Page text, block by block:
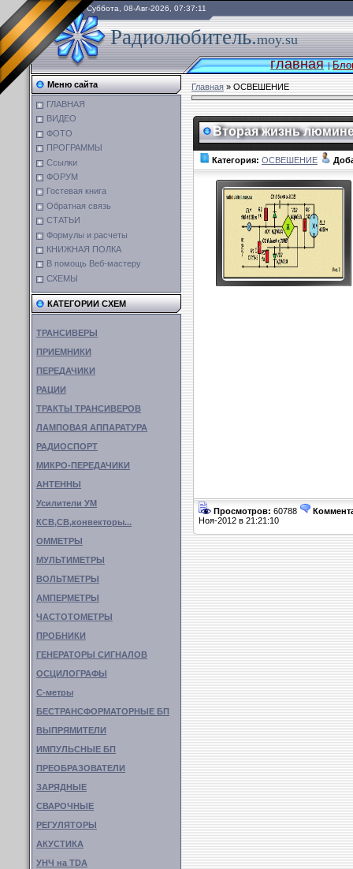
Суббота, 08-Авг-2026, 07:37:11
Радиолюбитель.moy.su
главная |
Меню сайта
ГЛАВНАЯ
ВИДЕО
ФОТО
ПРОГРАММЫ
Ссылки
ФОРУМ
Гостевая книга
Обратная связь
СТАТЬИ
Формулы и расчеты
КНИЖНАЯ ПОЛКА
В помощь Веб-мастеру
СХЕМЫ
КАТЕГОРИИ СХЕМ
ТРАНСИВЕРЫ
ПРИЕМНИКИ
ПЕРЕДАЧИКИ
РАЦИИ
ТРАКТЫ ТРАНСИВЕРОВ
ЛАМПОВАЯ АППАРАТУРА
РАДИОСПОРТ
МИКРО-ПЕРЕДАЧИКИ
АНТЕННЫ
Усилители УМ
КСВ,СВ,конвекторы...
ОММЕТРЫ
МУЛЬТИМЕТРЫ
ВОЛЬТМЕТРЫ
АМПЕРМЕТРЫ
ЧАСТОТОМЕТРЫ
ПРОБНИКИ
ГЕНЕРАТОРЫ СИГНАЛОВ
ОСЦИЛОГРАФЫ
С-метры
БЕСТРАНСФОРМАТОРНЫЕ БП
ВЫПРЯМИТЕЛИ
ИМПУЛЬСНЫЕ БП
ПРЕОБРАЗОВАТЕЛИ
ЗАРЯДНЫЕ
СВАРОЧНЫЕ
РЕГУЛЯТОРЫ
АКУСТИКА
УНЧ на TDA
Главная»ОСВЕШЕНИЕ
Вторая жизнь
Категория: ОСВЕШЕНИЕ
Просмотров: 60788
Ноя-2012 в 21:21:10